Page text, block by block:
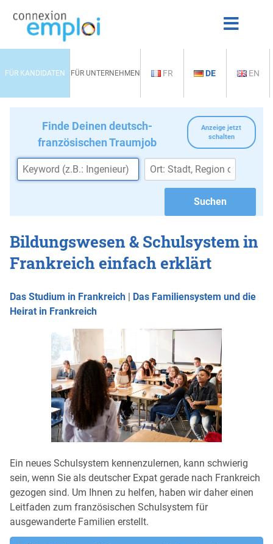
FÜR KANDIDATEN FÜR UNTERNEHMEN FR DE EN
Anzeige jetzt
schalten
Finde Deinen deutsch-
französischen Traumjob
Bildungswesen & Schulsystem in
Frankreich einfach erklärt
Das Studium in Frankreich | Das Familiensystem und die
Heirat in Frankreich
Ein neues Schulsystem kennenzulernen, kann schwierig
sein, wenn Sie als deutscher Expat gerade nach Frankreich
gezogen sind. Um Ihnen zu helfen, haben wir daher einen
Leitfaden zum französischen Schulsystem für
ausgewanderte Familien erstellt.